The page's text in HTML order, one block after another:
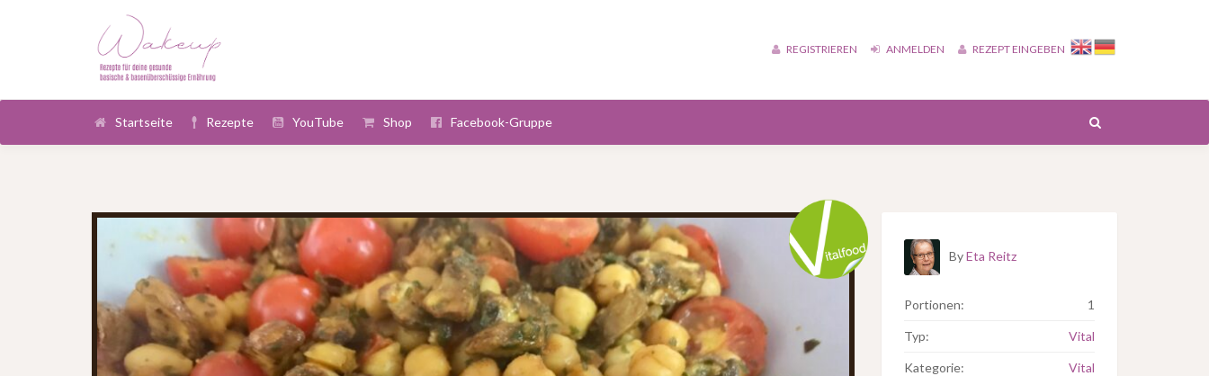
REGISTRIEREN ANMELDEN REZEPT EINGEBEN
Startseite Rezepte YouTube Shop Facebook-Gruppe
ByEta Reitz
Portionen: 1
Typ: Vital
Kategorie: Vital